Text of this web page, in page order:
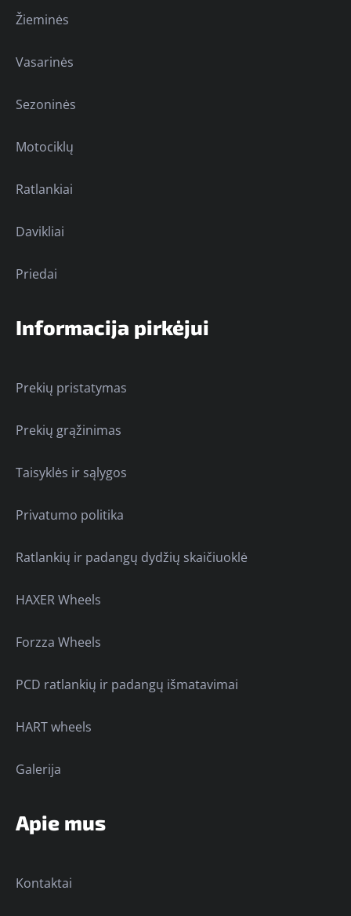
Žieminės
Vasarinės
Sezoninės
Motociklų
Ratlankiai
Davikliai
Priedai
Informacija pirkėjui
Prekių pristatymas
Prekių grąžinimas
Taisyklės ir sąlygos
Privatumo politika
Ratlankių ir padangų dydžių skaičiuoklė
HAXER Wheels
Forzza Wheels
PCD ratlankių ir padangų išmatavimai
HART wheels
Galerija
Apie mus
Kontaktai